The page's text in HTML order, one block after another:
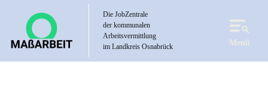
Die JobZentrale
der kommunalen
Arbeitsvermittlung
im Landkreis Osnabrück
Menü